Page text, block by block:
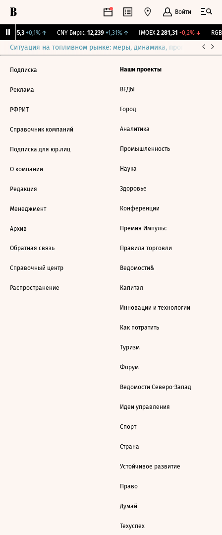
Войти
115,3 +0,1%↑ CNY Бирж. 12,239 +1,31%↑ IMOEX 2 281,31 -0,2%↓
Ситуация на топливном рынке: меры, динамика, прогнозы
Подписка
Реклама
РФРИТ
Справочник компаний
Подписка для юр.лиц
О компании
Редакция
Менеджмент
Архив
Обратная связь
Справочный центр
Распространение
Наши проекты
ВЕДЫ
Город
Аналитика
Промышленность
Наука
Здоровье
Конференции
Премия Импульс
Правила торговли
Ведомости&
Капитал
Инновации и технологии
Как потратить
Туризм
Форум
Ведомости Северо-Запад
Идеи управления
Спорт
Страна
Устойчивое развитие
Право
Думай
Техуспех